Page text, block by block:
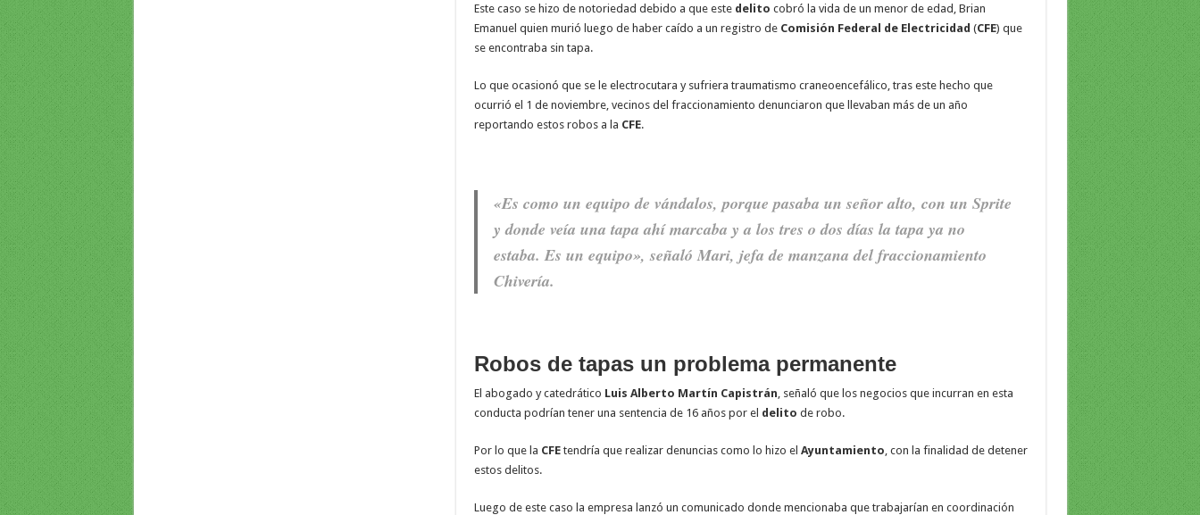
Este caso se hizo de notoriedad debido a que este delito cobró la vida de un menor de edad, Brian
Emanuel quien murió luego de haber caído a un registro de Comisión Federal de Electricidad (CFE) que
se encontraba sin tapa.
Lo que ocasionó que se le electrocutara y sufriera traumatismo craneoencefálico, tras este hecho que
ocurrió el 1 de noviembre, vecinos del fraccionamiento denunciaron que llevaban más de un año
reportando estos robos a la CFE.
«Es como un equipo de vándalos, porque pasaba un señor alto, con un Sprite
y donde veía una tapa ahí marcaba y a los tres o dos días la tapa ya no
estaba. Es un equipo», señaló Mari, jefa de manzana del fraccionamiento
Chivería.
Robos de tapas un problema permanente
El abogado y catedrático Luis Alberto Martín Capistrán , señaló que los negocios que incurran en esta
conducta podrían tener una sentencia de 16 años por el delito de robo.
Por lo que la CFEtendría que realizar denuncias como lo hizo el Ayuntamiento , con la finalidad de detener
estos delitos.
Luego de este caso la empresa lanzó un comunicado donde mencionaba que trabajarían en coordinación